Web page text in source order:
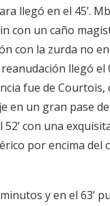
llegó en el 45’.
con un caño
con la zurda no
llegó el
fue de
en un gran pase
con una
por encima del
y en el 63’